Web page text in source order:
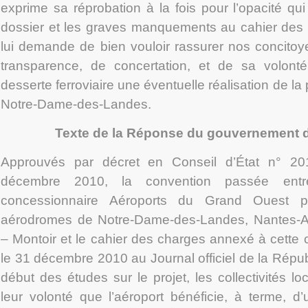
exprime sa réprobation à la fois pour l’opacité
dossier et les graves manquements au cahier des
lui demande de bien vouloir rassurer nos
transparence, de concertation, et de sa
desserte ferroviaire une éventuelle réalisation de la
Notre-Dame-des-Landes.
Texte de la Réponse du gouvernement
Approuvés par décret en Conseil d’État n°
décembre 2010, la convention passée
concessionnaire Aéroports du Grand Ouest
aérodromes de Notre-Dame-des-Landes, Nantes-
– Montoir et le cahier des charges annexé à cette
le 31 décembre 2010 au Journal officiel de la
début des études sur le projet, les collectivités
leur volonté que l’aéroport bénéficie, à terme,